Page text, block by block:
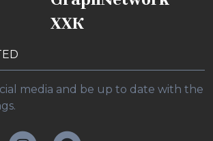
ХХК
media and be up to date with the